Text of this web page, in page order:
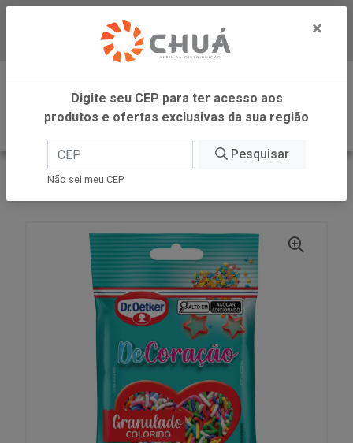
Baixe já nosso APP
0
INÍCIO
DR OETKER BRASIL
×
Digite seu CEP para ter acesso aos
produtos e ofertas exclusivas da sua região
Pesquisar
Não sei meu CEP